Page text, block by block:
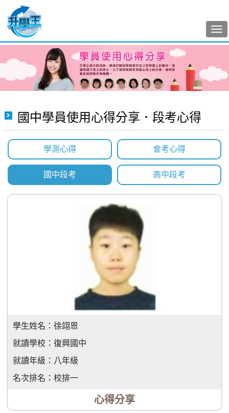
國中學員使用心得分享．段考心得
學測心得 會考心得
國中段考 高中段考
學生姓名： 徐翊恩
就讀學校： 復興國中
就讀年級： 八年級
名次排名： 校排一
心得分享